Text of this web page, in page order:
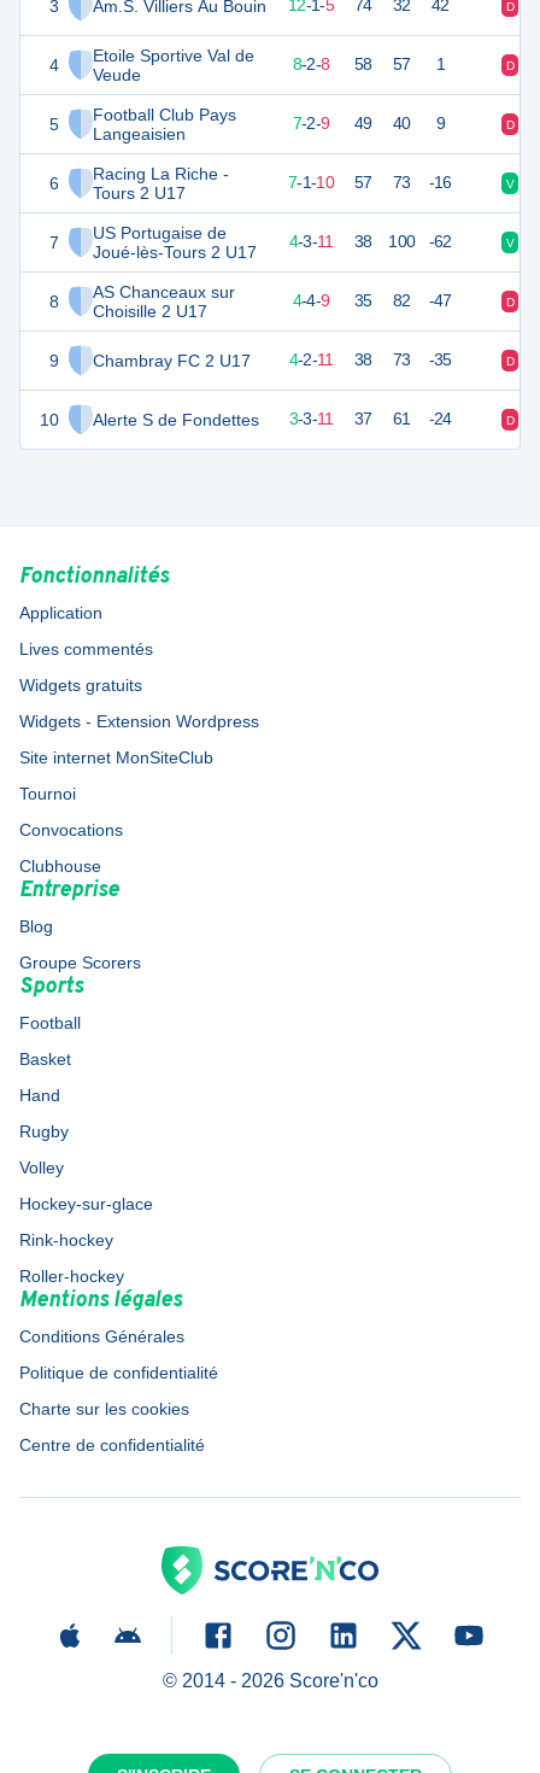
3 Am.S. Villiers Au Bouin
4
Etoile Sportive Val de
Veude
5
Football Club Pays
Langeaisien
6
Racing La Riche -
Tours 2 U17
7
US Portugaise de
Joué-lès-Tours 2 U17
8
AS Chanceaux sur
Choisille 2 U17
9 Chambray FC 2 U17
10 Alerte S de Fondettes
37 18 12-1-5 74 32 42 D
26 18 8-2-8 58 57 1 D
23 7-2-9 49 40 9 D
22 7-1-10 57 73 -16 V
15 18 4-3-11 38 100 -62 V
15 4-4-9 35 82 -47 D
13 4-2-11 38 73 -35 D
11 18 3-3-11 37 61 -24 D
Fonctionnalités
Application
Lives commentés
Widgets gratuits
Widgets - Extension Wordpress
Site internet MonSiteClub
Tournoi
Convocations
Clubhouse
Entreprise
Blog
Groupe Scorers
Sports
Football
Basket
Hand
Rugby
Volley
Hockey-sur-glace
Rink-hockey
Roller-hockey
Mentions légales
Conditions Générales
Politique de confidentialité
Charte sur les cookies
Centre de confidentialité
© 2014 - 2026Score'n'co